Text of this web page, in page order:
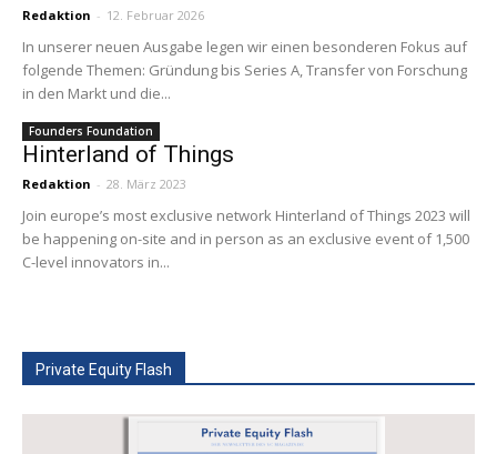
Redaktion - 12. Februar 2026
In unserer neuen Ausgabe legen wir einen besonderen Fokus auf
folgende Themen: Gründung bis Series A, Transfer von Forschung
in den Markt und die...
Founders Foundation
Hinterland of Things
Redaktion - 28. März 2023
Join europe’s most exclusive network Hinterland of Things 2023 will
be happening on-site and in person as an exclusive event of 1,500
C-level innovators in...
Private Equity Flash